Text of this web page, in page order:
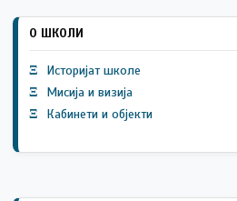
О ШКОЛИ
Ξ
Историјат школе
Ξ
Мисија и визија
Ξ
Кабинети и објекти